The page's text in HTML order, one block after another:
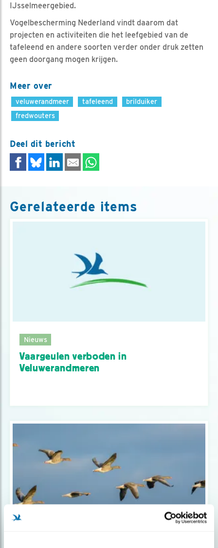
IJsselmeergebied.
Vogelbescherming Nederland vindt daarom dat
projecten en activiteiten die het leefgebied van de
tafeleend en andere soorten verder onder druk zetten
geen doorgang mogen krijgen.
Meer over
veluwerandmeer tafeleend
brilduiker
fredwouters
Deel dit bericht
Gerelateerde items
Nieuws
Vaargeulen verboden in
Veluwerandmeren